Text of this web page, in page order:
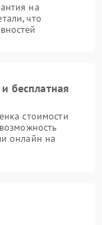
на
что
бесплатная
стоимости
онлайн на